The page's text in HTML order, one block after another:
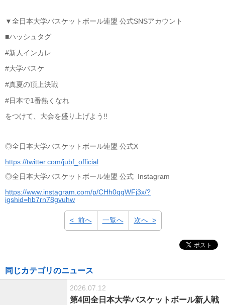
▼全日本大学バスケットボール連盟 公式SNSアカウント
■ハッシュタグ
#新人インカレ
#大学バスケ
#真夏の頂上決戦
#日本で1番熱くなれ
をつけて、大会を盛り上げよう!!
◎全日本大学バスケットボール連盟 公式X
https://twitter.com/jubf_official
◎全日本大学バスケットボール連盟 公式 Instagram
https://www.instagram.com/p/CHh0qqWFj3x/?
igshid=hb7rn78gvuhw
< 前へ 一覧へ 次へ >
同じカテゴリのニュース
2026.07.12
第4回全日本大学バスケットボール新人戦